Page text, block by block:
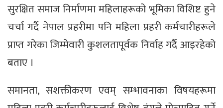
सुरक्षित समाज निर्माणमा महिलाहरूको भूमिका विशिष्ट हुने
चर्चा गर्दै नेपाल प्रहरीमा पनि महिला प्रहरी कर्मचारीहरूले
प्राप्त गरेका जिम्मेवारी कुशलतापूर्वक निर्वाह गर्दै आइरहेको
बताए ।
समानता, सशक्तीकरण एवम् सम्भावनाका विषयहरूमा